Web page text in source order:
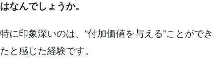
はなんでしょうか。
特に印象深いのは、“付加価値を与える”ことができ
たと感じた経験です。